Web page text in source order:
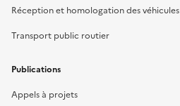
Réception et homologation des véhicules
Transport public routier
Publications
Appels à projets